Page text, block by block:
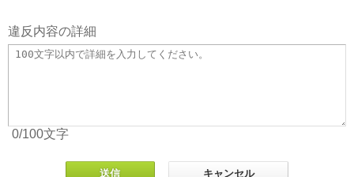
違反内容の詳細
0/100文字